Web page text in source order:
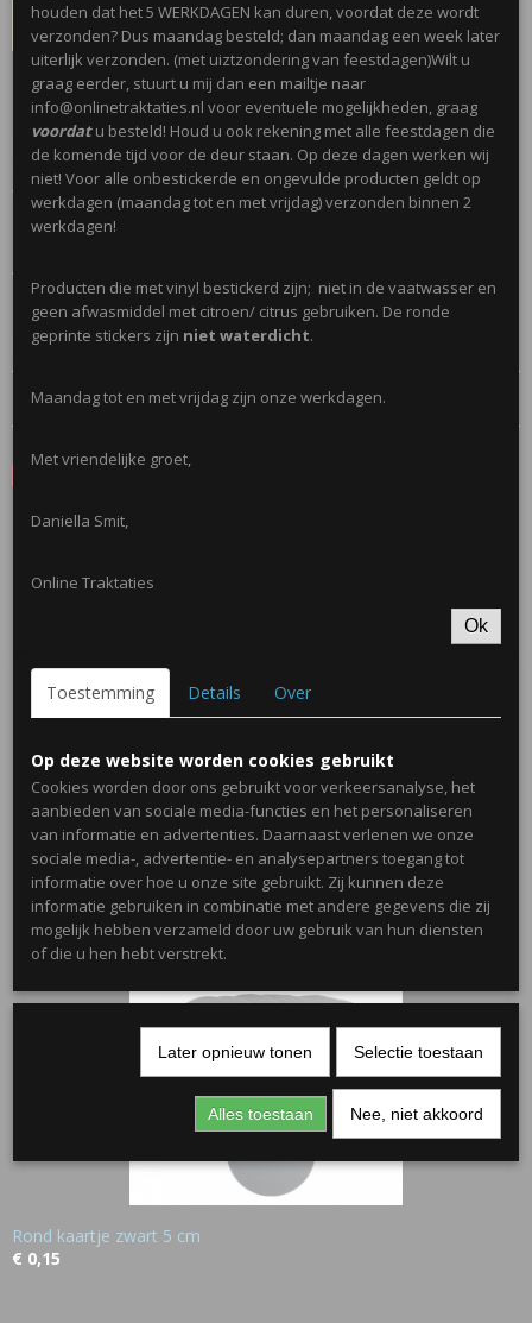
IN WINKELWAGEN
Omschrijving
Leuke snoepdoosje in de vorm van Minnie met een strikje. Deze
doosjes bestaan uit 2 delen die je op elkaar kan klikken. Het doosje is
transparant, dus je kan zien welke snoepjes er in zitten!
Afmetingen; (9x7x3,5)cm
Let op; Niet geschikt onder de 3 jaar!
Reacties
Mini Emmertje 155ml
€ 0,50
Rond kaartje zwart 5 cm
€ 0,15
houden dat het 5 WERKDAGEN kan duren, voordat deze wordt
verzonden? Dus maandag besteld; dan maandag een week later
uiterlijk verzonden. (met uiztzondering van feestdagen)Wilt u
graag eerder, stuurt u mij dan een mailtje naar
info@onlinetraktaties.nl voor eventuele mogelijkheden, graag
voordatu besteld! Houd u ook rekening met alle feestdagen die
de komende tijd voor de deur staan. Op deze dagen werken wij
niet! Voor alle onbestickerde en ongevulde producten geldt op
werkdagen (maandag tot en met vrijdag) verzonden binnen 2
werkdagen!
Producten die met vinyl bestickerd zijn; niet in de vaatwasser en
geen afwasmiddel met citroen/ citrus gebruiken. De ronde
geprinte stickers zijn niet waterdicht.
Maandag tot en met vrijdag zijn onze werkdagen.
Met vriendelijke groet,
Daniella Smit,
Online Traktaties
Ok
Toestemming Details Over
Op deze website worden cookies gebruikt
Cookies worden door ons gebruikt voor verkeersanalyse, het
aanbieden van sociale media-functies en het personaliseren
van informatie en advertenties. Daarnaast verlenen we onze
sociale media-, advertentie- en analysepartners toegang tot
informatie over hoe u onze site gebruikt. Zij kunnen deze
informatie gebruiken in combinatie met andere gegevens die zij
mogelijk hebben verzameld door uw gebruik van hun diensten
of die u hen hebt verstrekt.
Later opnieuw tonen Selectie toestaan
Alles toestaan Nee, niet akkoord